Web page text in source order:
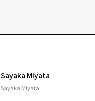
Sayaka Miyata
Sayaka Miyata